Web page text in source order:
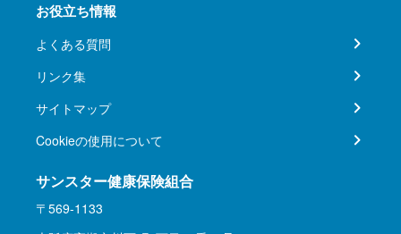
お役立ち情報
よくある質問
リンク集
サイトマップ
Cookieの使用について
サンスター健康保険組合
〒569-1133